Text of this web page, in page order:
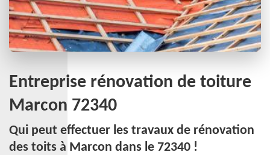
Entreprise rénovation de toiture
Marcon 72340
Qui peut effectuer les travaux de rénovation
des toits à Marcon dans le 72340 !